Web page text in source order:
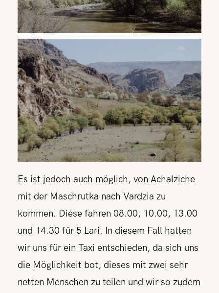
Es ist jedoch auch möglich, von Achalziche
mit der Maschrutka nach Vardzia zu
kommen. Diese fahren 08.00, 10.00, 13.00
und 14.30 für 5 Lari. In diesem Fall hatten
wir uns für ein Taxi entschieden, da sich uns
die Möglichkeit bot, dieses mit zwei sehr
netten Menschen zu teilen und wir so zudem